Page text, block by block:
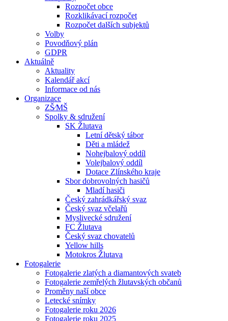
Rozpočet obce
Rozklikávací rozpočet
Rozpočet dalších subjektů
Volby
Povodňový plán
GDPR
Aktuálně
Aktuality
Kalendář akcí
Informace od nás
Organizace
ZŠ⁄MŠ
Spolky & sdružení
SK Žlutava
Letní dětský tábor
Děti a mládež
Nohejbalový oddíl
Volejbalový oddíl
Dotace Zlínského kraje
Sbor dobrovolných hasičů
Mladí hasiči
Český zahrádkářský svaz
Český svaz včelařů
Myslivecké sdružení
FC Žlutava
Český svaz chovatelů
Yellow hills
Motokros Žlutava
Fotogalerie
Fotogalerie zlatých a diamantových svateb
Fotogalerie zemřelých žlutavských občanů
Proměny naší obce
Letecké snímky
Fotogalerie roku 2026
Fotogalerie roku 2025